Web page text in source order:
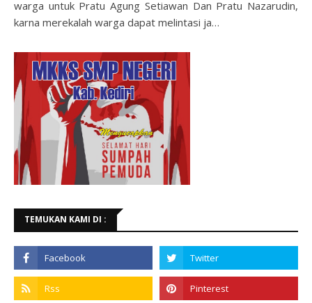
warga untuk Pratu Agung Setiawan Dan Pratu Nazarudin,
karna merekalah warga dapat melintasi ja…
TEMUKAN KAMI DI :